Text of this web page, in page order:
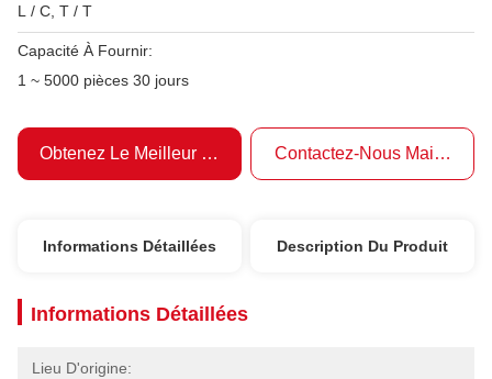
L / C, T / T
Capacité À Fournir:
1 ~ 5000 pièces 30 jours
Obtenez Le Meilleur Prix Contactez-Nous Maintenant
Informations Détaillées Description Du Produit
Informations Détaillées
Lieu D'origine: